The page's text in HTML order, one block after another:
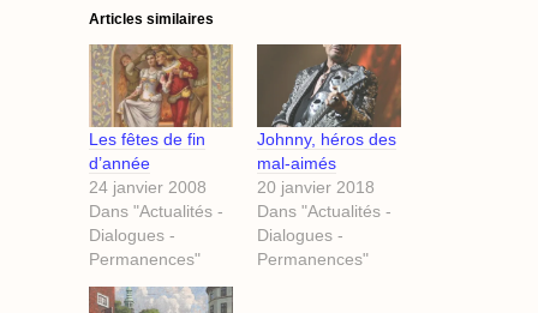
Articles similaires
Les fêtes de fin
d’année
24 janvier 2008
Dans "Actualités -
Dialogues -
Permanences"
Johnny, héros des
mal-aimés
20 janvier 2018
Dans "Actualités -
Dialogues -
Permanences"